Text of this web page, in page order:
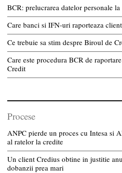
BCR: prelucrarea datelor personale
Care banci si IFN-uri raporteaza
Ce trebuie sa stim despre Biroul de
Care este procedura BCR de
Credit
Procese
ANPC pierde un proces cu Intesa si
al ratelor la credite
Un client Credius obtine in justitie
dobanzii prea mari